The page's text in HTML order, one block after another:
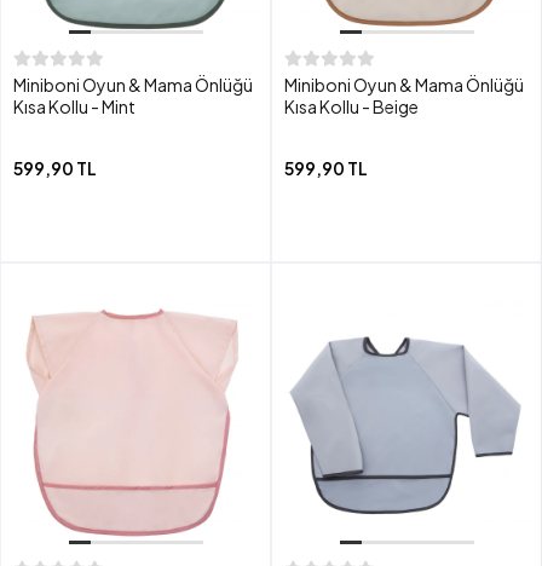
Miniboni Oyun & Mama Önlüğü
Kısa Kollu - Mint
599,90 TL
Miniboni Oyun & Mama Önlüğü
Kısa Kollu - Beige
599,90 TL